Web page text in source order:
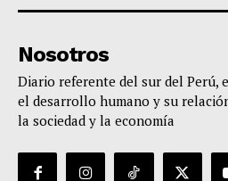
Nosotros
Diario referente del sur del Perú,
el desarrollo humano y su
la sociedad y la economía